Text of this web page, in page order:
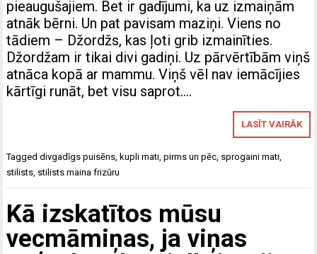
pieaugušajiem. Bet ir gadījumi, ka uz izmaiņām
atnāk bērni. Un pat pavisam maziņi. Viens no
tādiem – Džordžs, kas ļoti grib izmainīties.
Džordžam ir tikai divi gadiņi. Uz pārvērtībām viņš
atnāca kopā ar mammu. Viņš vēl nav iemācījies
kārtīgi runāt, bet visu saprot….
LASĪT VAIRĀK
Taggeddivgadīgs puisēns ,kupli mati ,pirms un pēc sprogaini mati
stilists stilists maina frizūru
Kā izskatītos mūsu
vecmāmiņas, ja viņas